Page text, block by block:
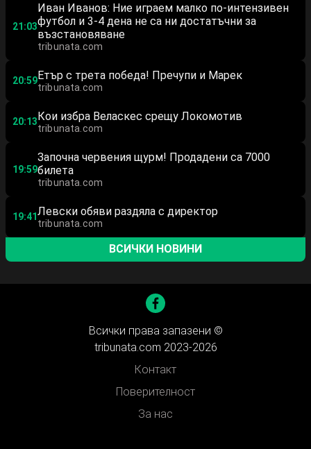
21:03
Иван Иванов: Ние играем малко по-интензивен
футбол и 3-4 дена не са ни достатъчни за
възстановяване
tribunata.com
20:59Етър с трета победа! Пречупи и Марек
tribunata.com
20:13Кои избра Веласкес срещу Локомотив
tribunata.com
19:59
Започна червения щурм! Продадени са 7000
билета
tribunata.com
19:41Левски обяви раздяла с директор
tribunata.com
ВСИЧКИ НОВИНИ
Всички права запазени ©
tribunata.com 2023-2026
Контакт
Поверителност
За нас